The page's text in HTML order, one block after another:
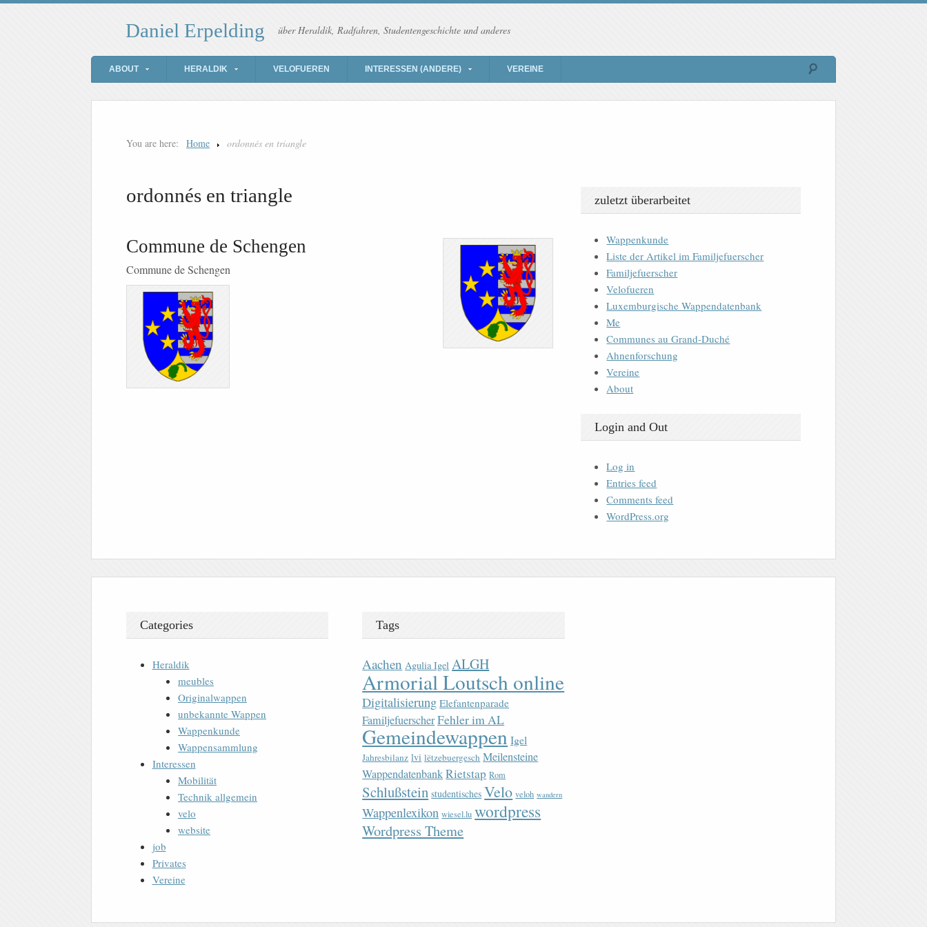
Daniel Erpelding über Heraldik, Radfahren, Studentengeschichte und anderes
ABOUT HERALDIK VELOFUEREN INTERESSEN (ANDERE) VEREINE
You are here: Home ordonnés en triangle
ordonnés en triangle
Commune de Schengen
Commune de Schengen
zuletzt überarbeitet
Wappenkunde
Liste der Artikel im Familjefuerscher
Familjefuerscher
Velofueren
Luxemburgische Wappendatenbank
Me
Communes au Grand-Duché
Ahnenforschung
Vereine
About
Login and Out
Log in
Entries feed
Comments feed
WordPress.org
Categories
Heraldik
meubles
Originalwappen
unbekannte Wappen
Wappenkunde
Wappensammlung
Interessen
Mobilität
Technik allgemein
velo
website
job
Privates
Vereine
Tags
Aachen Agulia Igel ALGH
Armorial Loutsch online
Digitalisierung Elefantenparade
FamiljefuerscherFehler im AL
Gemeindewappen Igel
Jahresbilanz lvi lëtzebuergesch Meilensteine
WappendatenbankRietstap Rom
Schlußstein studentisches Velo veloh wandern
Wappenlexikon wiesel.lu wordpress
Wordpress Theme